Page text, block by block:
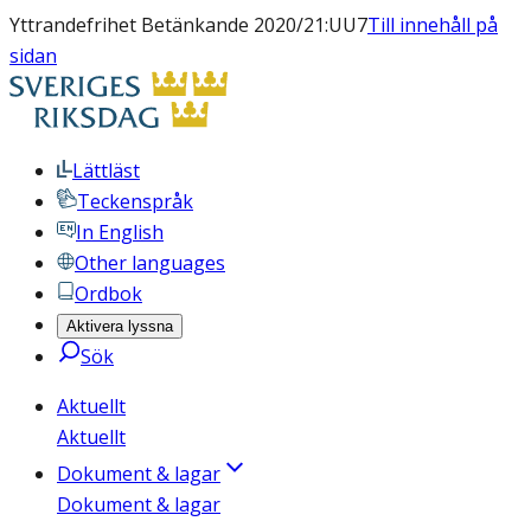
Yttrandefrihet Betänkande 2020/21:UU7Till innehåll på
sidan
Lättläst
Teckenspråk
In English
Other languages
Ordbok
Aktivera lyssna
Sök
Aktuellt
Aktuellt
Dokument & lagar
Dokument & lagar